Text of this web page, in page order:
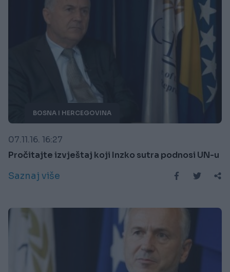
BOSNA I HERCEGOVINA
07.11.16. 16:27
Pročitajte izvještaj koji Inzko sutra podnosi UN-u
Saznaj više